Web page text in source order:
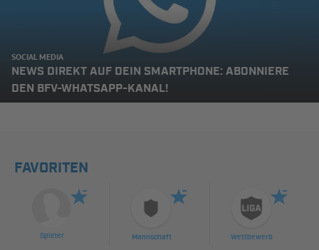
SOCIAL MEDIA
NEWS DIREKT AUF DEIN SMARTPHONE: ABONNIERE
DEN BFV-WHATSAPP-KANAL!
FAVORITEN
Spieler Mannschaft Wettbewerb